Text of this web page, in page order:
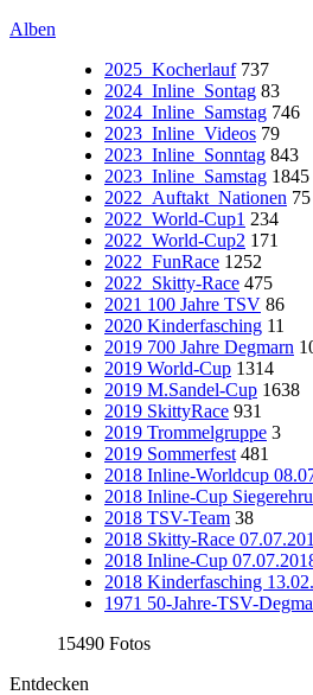
Alben
2025_Kocherlauf 737
2024_Inline_Sontag 83
2024_Inline_Samstag 746
2023_Inline_Videos 79
2023_Inline_Sonntag 843
2023_Inline_Samstag 1845
2022_Auftakt_Nationen 75
2022_World-Cup1 234
2022_World-Cup2 171
2022_FunRace 1252
2022_Skitty-Race 475
2021 100 Jahre TSV 86
2020 Kinderfasching 11
2019 700 Jahre Degmarn
2019 World-Cup 1314
2019 M.Sandel-Cup 1638
2019 SkittyRace 931
2019 Trommelgruppe 3
2019 Sommerfest 481
2018 Inline-Worldcup
2018 Inline-Cup
2018 TSV-Team 38
2018 Skitty-Race
2018 Inline-Cup
2018 Kinderfasching
1971 50-Jahre-TSV-
15490 Fotos
Entdecken